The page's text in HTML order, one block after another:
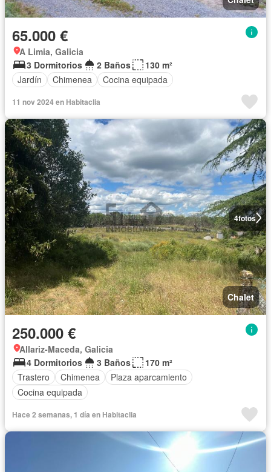
65.000 €
A Limia, Galicia
3 Dormitorios
2 Baños
130 m²
Jardín
Chimenea Cocina equipada
11 nov 2024 en Habitaclia
4fotos
Chalet
250.000 €
Allariz-Maceda, Galicia
4 Dormitorios
3 Baños
170 m²
Trastero
Chimenea
Plaza aparcamiento
Cocina equipada
Hace 2 semanas, 1 día en Habitaclia